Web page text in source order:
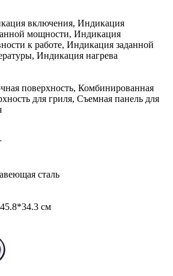
включения, Индикация
мощности, Индикация
к работе, Индикация заданной
Индикация нагрева
поверхность, Комбинированная
для гриля, Съемная панель для
сталь
см